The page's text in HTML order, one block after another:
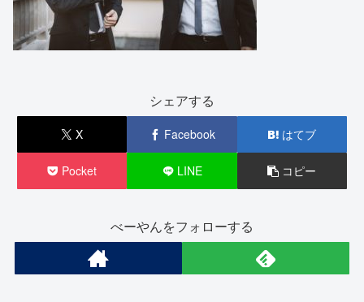
シェアする
X Facebook はてブ
Pocket LINE コピー
べーやんをフォローする